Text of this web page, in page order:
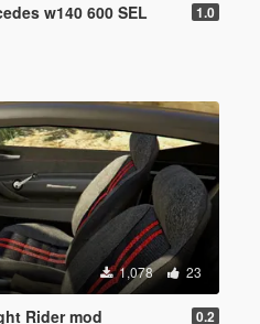
w140 600 SEL 1.0
1,078 23
Rider mod 0.2